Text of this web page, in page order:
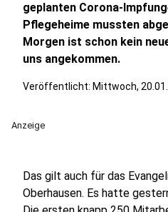
geplanten Corona-
Pflegeheime mussten
Morgen ist schon kein
uns angekommen.
Veröffentlicht: Mittwoch,
Anzeige
Das gilt auch für das
Oberhausen. Es hatte